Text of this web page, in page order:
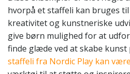
hvorpå et staffeli kan bruges
kreativitet og kunstneriske
give børn mulighed for at
finde glæde ved at skabe kunst
staffeli fra Nordic Play kan